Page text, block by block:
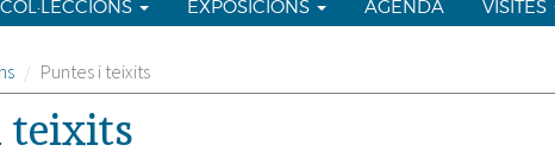
COL·LECCIONS EXPOSICIONS AGENDA VISITES
Puntes i teixits
teixits